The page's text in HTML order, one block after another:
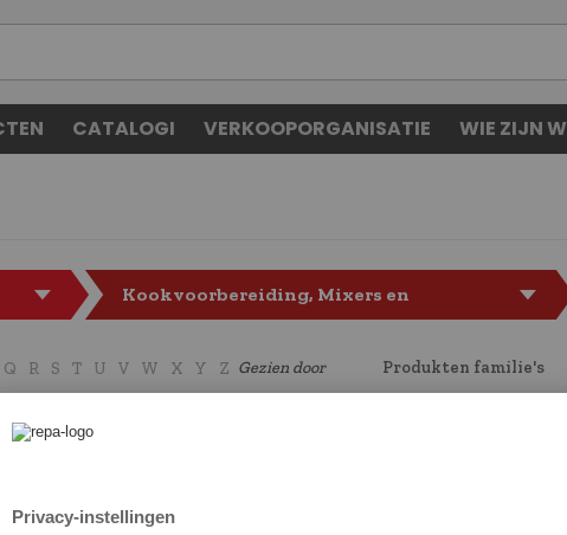
CATALOGI VERKOOPORGANISATIE WIE ZIJN W
Kookvoorbereiding, Mixers en
Q R S T U V W X Y Z Gezien door Produkten familie's